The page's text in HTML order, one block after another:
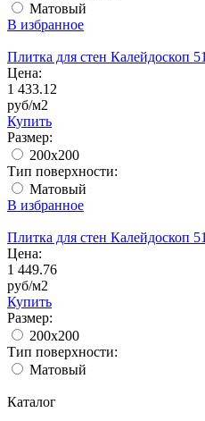
Матовый
В избранное
Плитка для стен Калейдоскоп
Цена:
1 433.12
руб/м2
Купить
Размер:
200x200
Тип поверхности:
Матовый
В избранное
Плитка для стен Калейдоскоп
Цена:
1 449.76
руб/м2
Купить
Размер:
200x200
Тип поверхности:
Матовый
Каталог